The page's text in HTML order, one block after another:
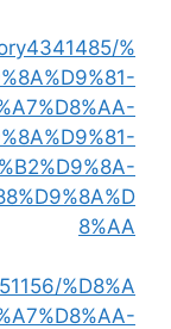
%
8%AA
%D8%A